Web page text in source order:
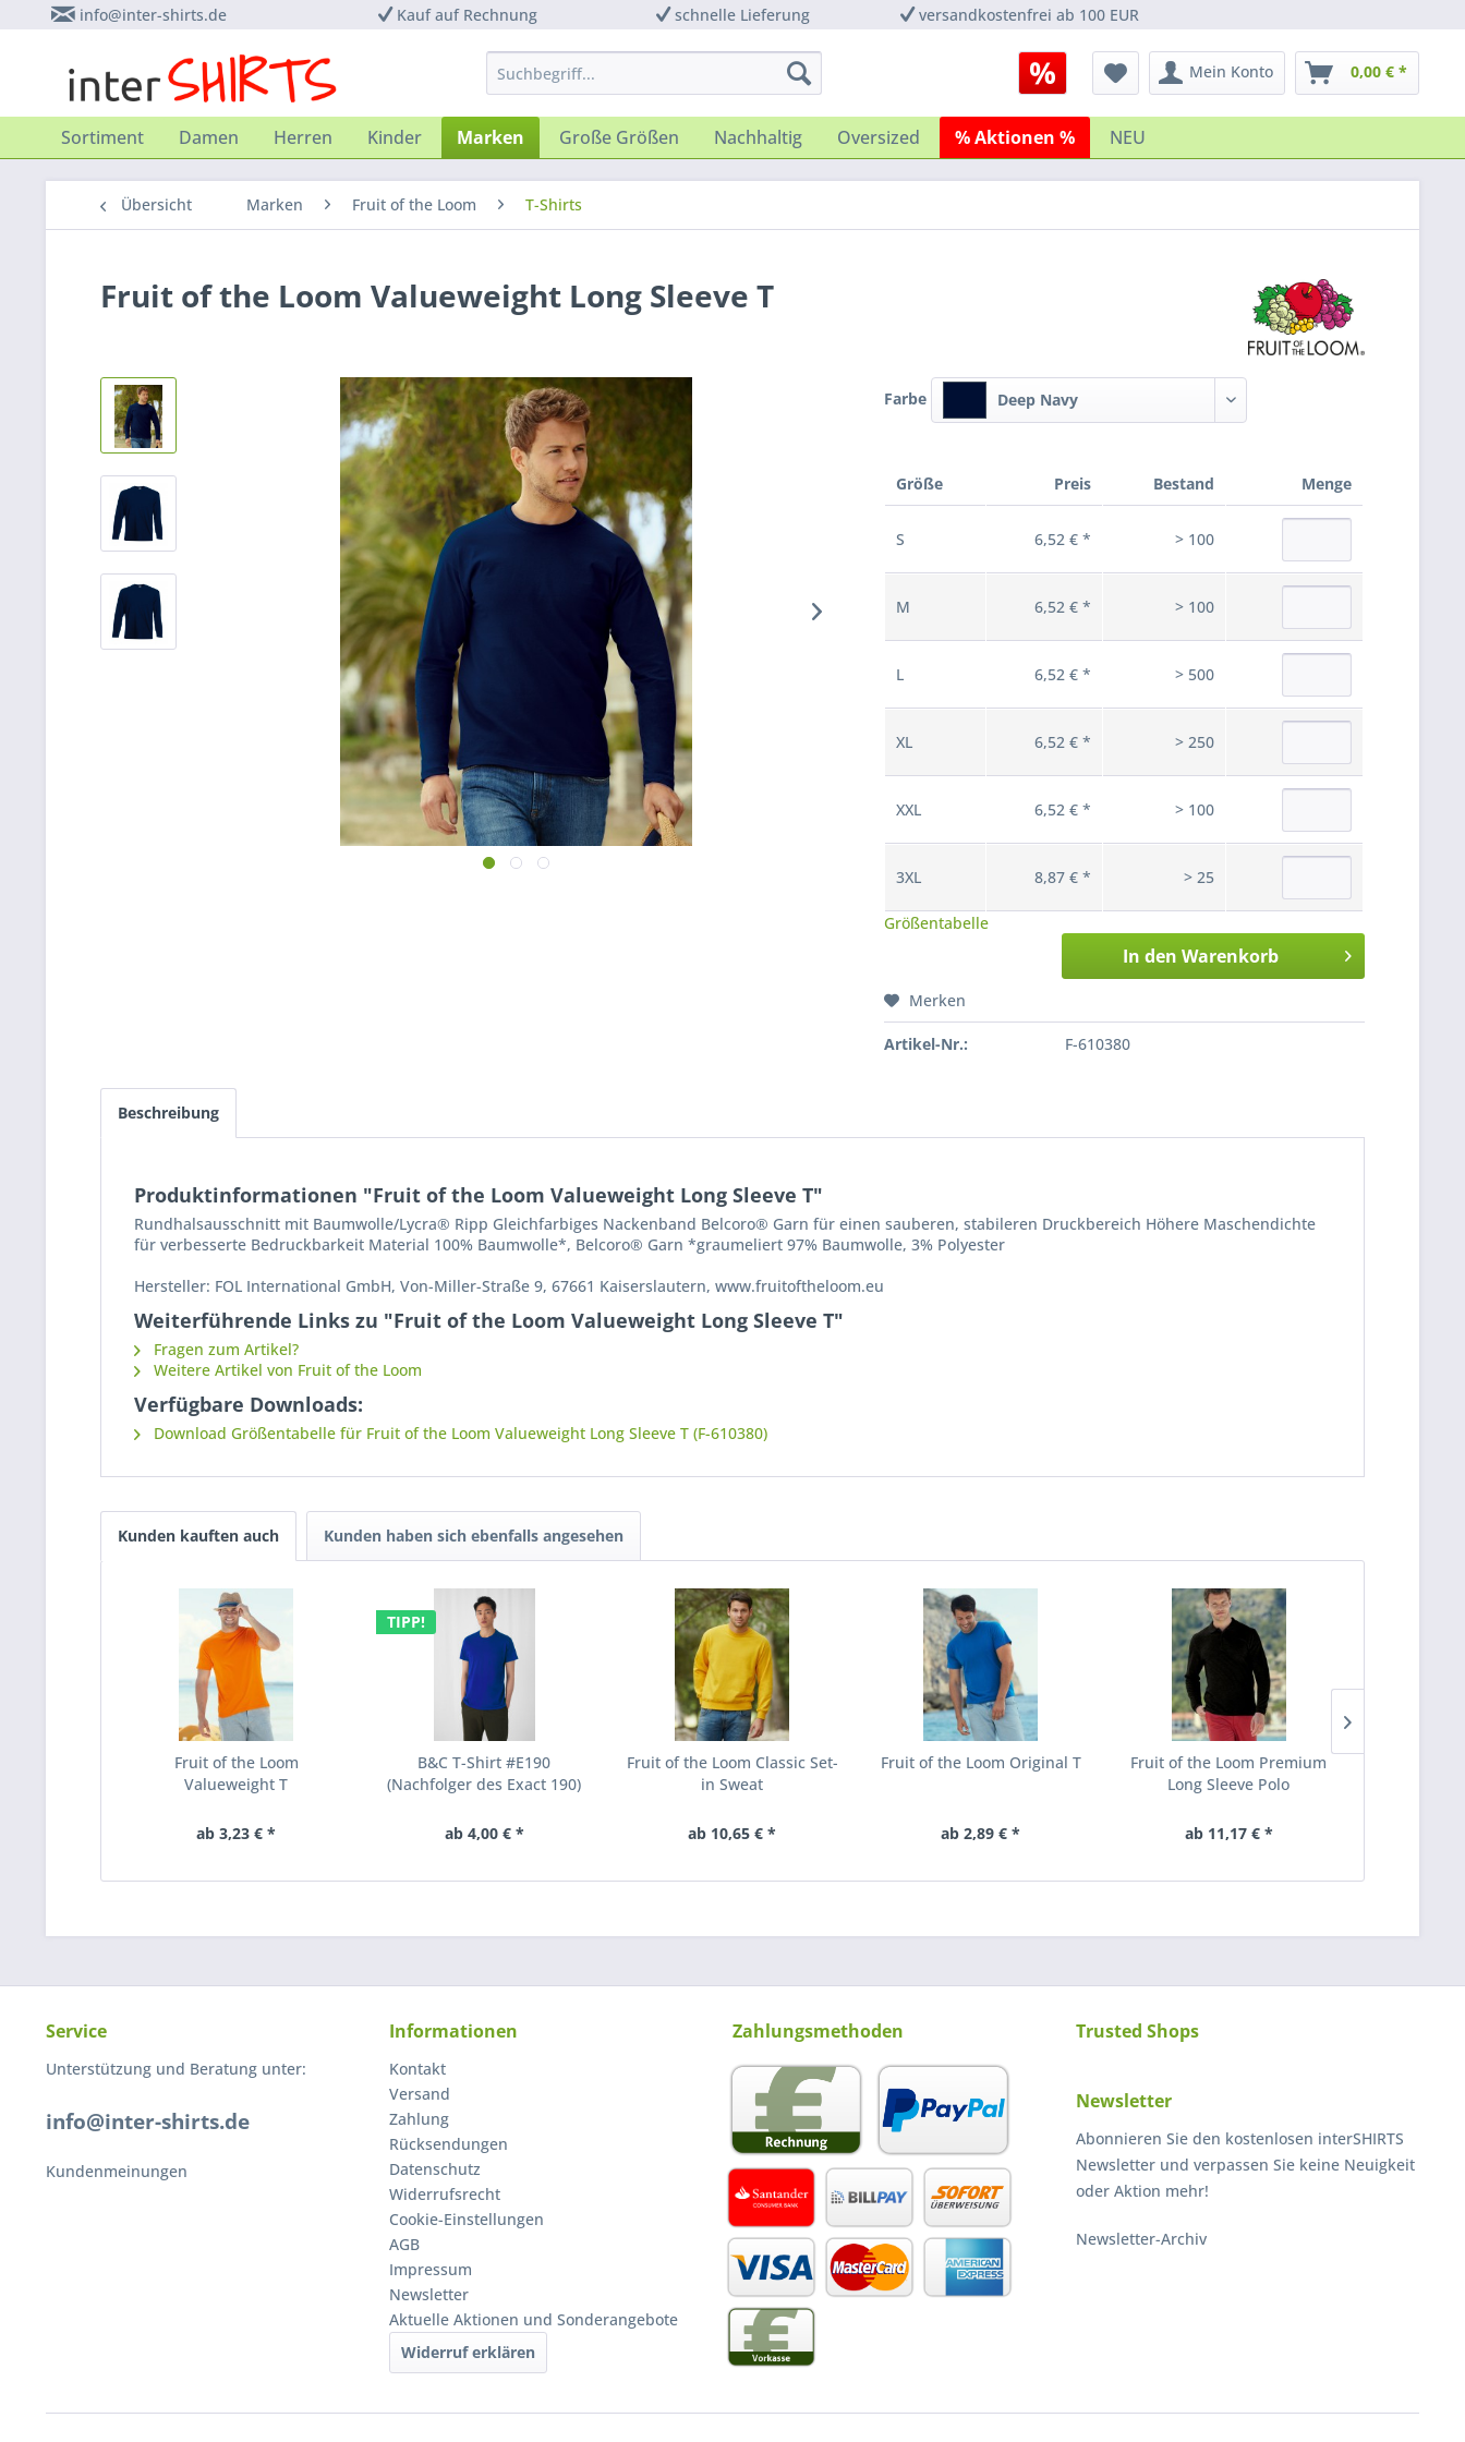
info@inter-shirts.de Kauf auf Rechnung schnelle Lieferung versandkostenfrei ab 100 EUR
Mein Konto 0,00 € *
Sortiment Damen Herren Kinder Marken Große Größen Nachhaltig Oversized % Aktionen % NEU
Übersicht Marken Fruit of the Loom T-Shirts
Fruit of the Loom Valueweight Long Sleeve T
Farbe Deep Navy
Größe Preis Bestand Menge
S 6,52 € * > 100
M 6,52 € * > 100
L 6,52 € * > 500
XL 6,52 € * > 250
XXL 6,52 € * > 100
3XL 8,87 € * > 25
Größentabelle
In den Warenkorb
Merken
Artikel-Nr.: F-610380
Beschreibung
Produktinformationen "Fruit of the Loom Valueweight Long Sleeve T"
Rundhalsausschnitt mit Baumwolle/Lycra® Ripp Gleichfarbiges Nackenband Belcoro® Garn für einen sauberen, stabileren Druckbereich Höhere Maschendichte
für verbesserte Bedruckbarkeit Material 100% Baumwolle*, Belcoro® Garn *graumeliert 97% Baumwolle, 3% Polyester
Hersteller: FOL International GmbH, Von-Miller-Straße 9, 67661 Kaiserslautern, www.fruitoftheloom.eu
Weiterführende Links zu "Fruit of the Loom Valueweight Long Sleeve T"
Fragen zum Artikel?
Weitere Artikel von Fruit of the Loom
Verfügbare Downloads:
Download Größentabelle für Fruit of the Loom Valueweight Long Sleeve T (F-610380)
Kunden kauften auch Kunden haben sich ebenfalls angesehen
Fruit of the Loom
Valueweight T
ab 3,23 € *
TIPP!
B&C T-Shirt #E190
(Nachfolger des Exact 190)
ab 4,00 € *
Fruit of the Loom Classic Set-
in Sweat
ab 10,65 € *
Fruit of the Loom Original T
ab 2,89 € *
Fruit of the Loom Premium
Long Sleeve Polo
ab 11,17 € *
Service
Unterstützung und Beratung unter:
info@inter-shirts.de
Kundenmeinungen
Informationen
Kontakt
Versand
Zahlung
Rücksendungen
Datenschutz
Widerrufsrecht
Cookie-Einstellungen
AGB
Impressum
Newsletter
Aktuelle Aktionen und Sonderangebote
Widerruf erklären
Zahlungsmethoden Trusted Shops
Newsletter
Abonnieren Sie den kostenlosen interSHIRTS
Newsletter und verpassen Sie keine Neuigkeit
oder Aktion mehr!
Newsletter-Archiv